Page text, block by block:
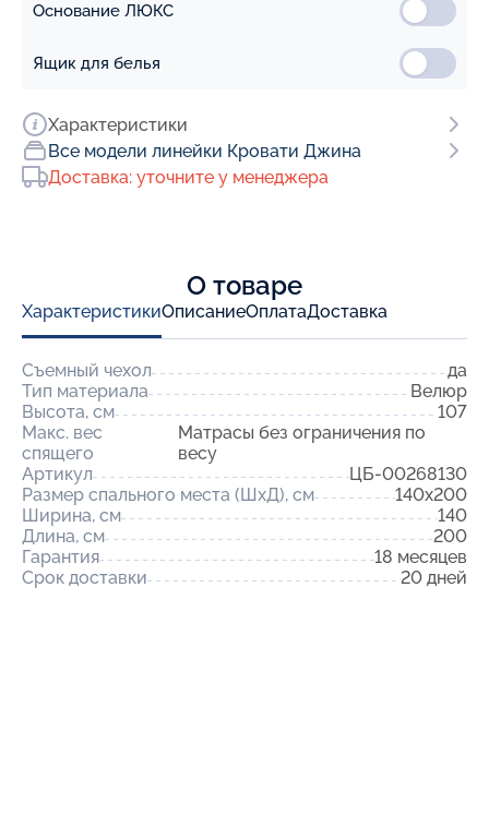
О товаре
ХарактеристикиОписаниеОплатаДоставка
Съемный чехол
да
Тип материала
Велюр
Высота, см
107
Макс. вес
спящего
Матрасы без ограничения по
весу
Артикул
ЦБ-00268130
Размер спального места (ШхД), см
140x200
Ширина, см
140
Длина, см
200
Гарантия
18 месяцев
Срок доставки
20 дней
Основание ЛЮКС
Ящик для белья
Характеристики
Все модели линейки Кровати Джина
Доставка: уточните у менеджера